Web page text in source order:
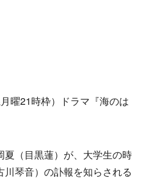
曜21時枠）ドラマ『海のは
（目黒蓮）が、大学生の時
琴音）の訃報を知らされる